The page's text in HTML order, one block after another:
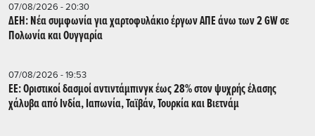
07/08/2026 - 20:30
ΔΕΗ: Νέα συμφωνία για χαρτοφυλάκιο έργων ΑΠΕ άνω των 2 GW σε
Πολωνία και Ουγγαρία
07/08/2026 - 19:53
ΕΕ: Οριστικοί δασμοί αντιντάμπινγκ έως 28% στον ψυχρής έλασης
χάλυβα από Ινδία, Ιαπωνία, Ταϊβάν, Τουρκία και Βιετνάμ